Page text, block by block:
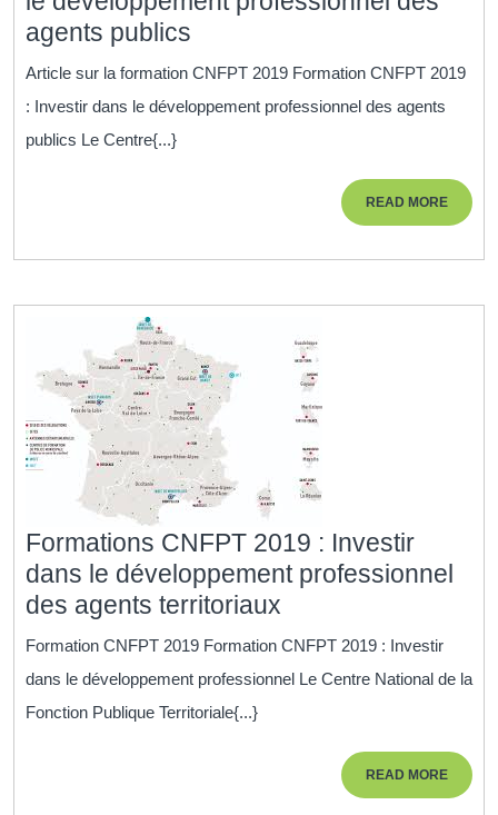
agents publics
Formation
des
publics
Article sur la formation CNFPT 2019 Formation CNFPT 2019
: Investir dans le développement professionnel des agents
publics Le Centre{...}
READ MOREREAD
MORE
Formations CNFPT 2019 : Investir
dans le développement professionnel
des agents territoriaux
CNFPT
2019
Formation CNFPT 2019 Formation CNFPT 2019 : Investir
dans le développement professionnel Le Centre National de la
Fonction Publique Territoriale{...}
READ MOREREAD
MORE